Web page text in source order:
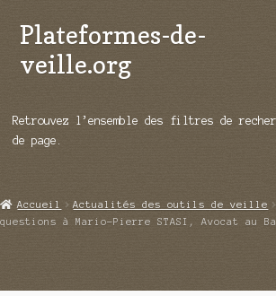
Aller
à
la
Aller
au
contenu
Plateformes-de-
veille.org
Répertoire d’ouitils
Démos vidéos
Retrouvez l’ensemble des filtres de
de page.
Accueil Actualités des outils de veille
questions à Mario-Pierre STASI, Avocat au